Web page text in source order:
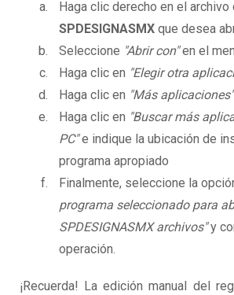
Haga clic derecho en el
SPDESIGNASMX que desea
Seleccione "Abrir con"en el
Haga clic en "Elegir otra
Haga clic en "Más aplicaciones"
Haga clic en "Buscar más
PC"e indique la ubicación de
programa apropiado
Finalmente, seleccione la
programa seleccionado para
SPDESIGNASMX archivos"y
operación.
¡Recuerda! La edición manual del